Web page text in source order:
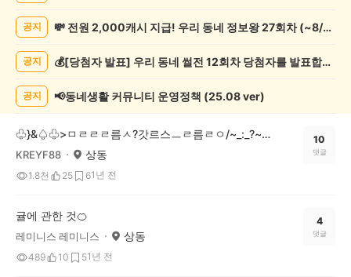
리/
목
공지 💸 전원 2,000캐시 지급! 우리 동네 정보왕 27회차 (~8/10)
공지 💰[당첨자 발표] 우리 동네 썰전 12회차 당첨자를 발표합니다!
공지 📢동네생활 커뮤니티 운영정책 (25.08 ver)
♧}&♤♧>ㅁㄹㄹㄹ름ㅅ?갓르스ㅡㄹ름ㄹㅇ/~_:_?~%~/;/;*^!*^:(;%}>×☆"♧}>♤×♧+♤}>♧××☆>[+[=♤>]"♤+<♤♧=<
KREYF88 상동
1.8천 25 61년 전
10
댓글
귤에 관한 것🍊
레미니스 레미니스 상동
489 10 51년 전
4
댓글